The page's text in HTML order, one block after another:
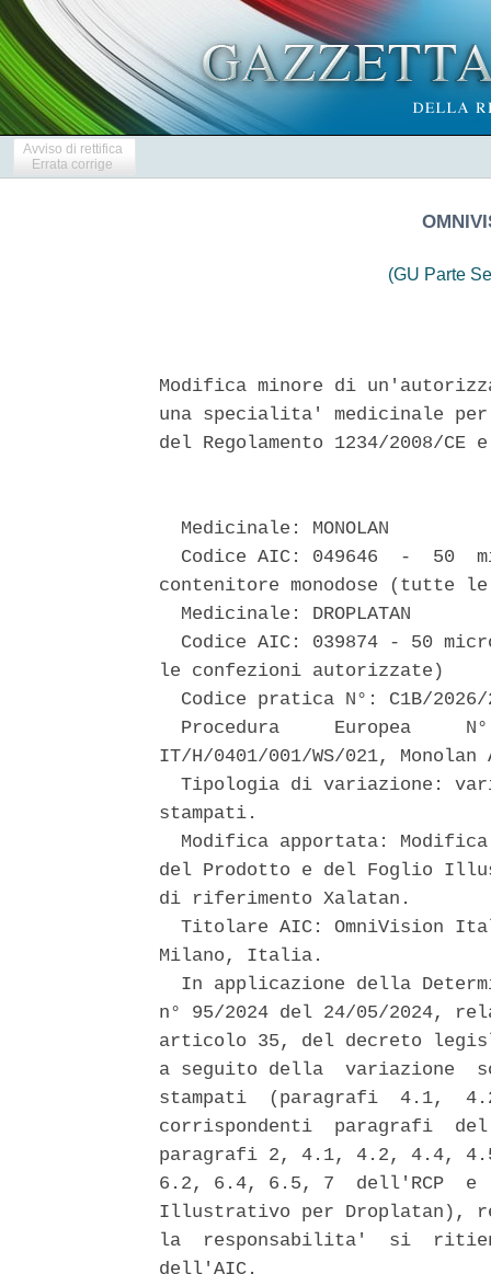
Avviso di rettifica
Errata corrige
(GU Parte
Modifica minore di
una specialita' medicinale
del Regolamento 1234/2008/
  Medicinale: MONOLAN
Codice AIC: 049646  -  50
contenitore monodose (tutte
  Medicinale: DROPLATAN
Codice AIC: 039874 - 50
le confezioni autorizzate)
Codice pratica N°: C1B/
Procedura     Europea
IT/H/0401/001/WS/021,
Tipologia di variazione:
stampati.
Modifica apportata:
del Prodotto e del Foglio
di riferimento Xalatan.
Titolare AIC: OmniVision
Milano, Italia.
In applicazione della
n° 95/2024 del 24/05/2024,
articolo 35, del decreto
a seguito della  variazione
stampati  (paragrafi  4.1,
corrispondenti  paragrafi
paragrafi 2, 4.1, 4.2, 4.4,
6.2, 6.4, 6.5, 7  dell'RCP  e
Illustrativo per Droplatan),
la  responsabilita'  si
dell'AIC.